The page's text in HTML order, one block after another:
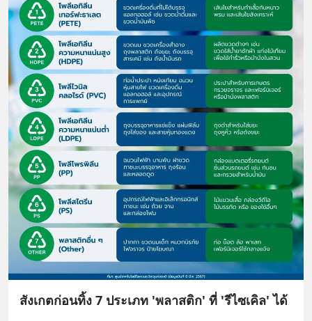
สังเกตก่อนทิ้ง 7 ประเภท 'พลาสติก' ที่ 'รีไซเคิล' ได้